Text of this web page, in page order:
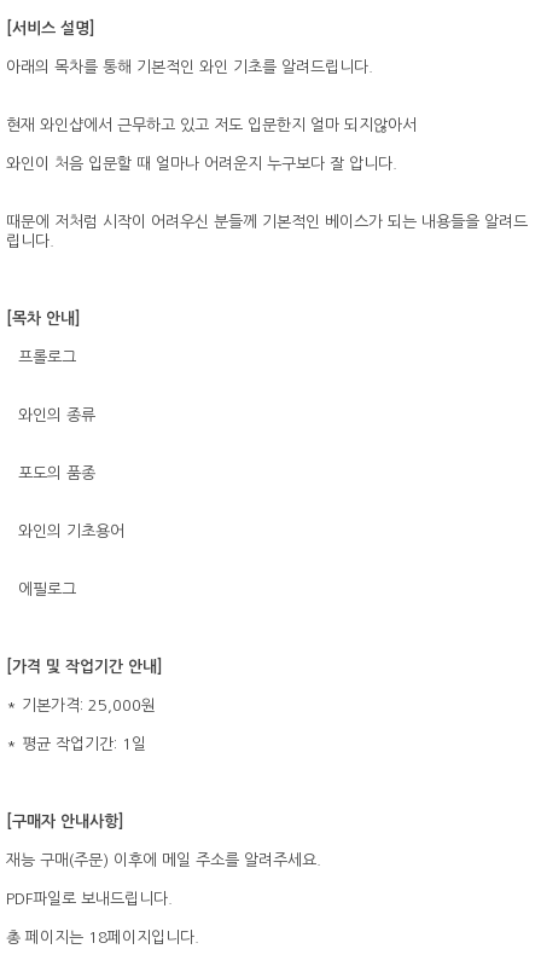
[서비스 설명]
아래의 목차를 통해 기본적인 와인 기초를 알려드립니다.
현재 와인샵에서 근무하고 있고 저도 입문한지 얼마 되지않아서
와인이 처음 입문할 때 얼마나 어려운지 누구보다 잘 압니다.
때문에 저처럼 시작이 어려우신 분들께 기본적인 베이스가 되는 내용들을 알려드
립니다.
[목차 안내]
` 프롤로그
` 와인의 종류
` 포도의 품종
` 와인의 기초용어
` 에필로그
[가격 및 작업기간 안내]
* 기본가격: 25,000원
* 평균 작업기간: 1일
[구매자 안내사항]
재능 구매(주문) 이후에 메일 주소를 알려주세요.
PDF파일로 보내드립니다.
총 페이지는 18페이지입니다.